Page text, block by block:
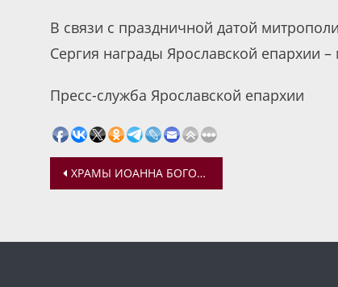
В связи с праздничной датой
Сергия награды Ярославской епархии
Пресс-служба Ярославской епархии
Навигация
записям
ХРАМЫ ИОАННА БОГОСЛОВА В РОСТОВЕ ВЕЛИКОМ